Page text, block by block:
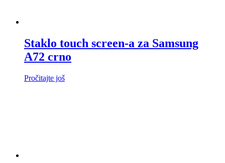
Staklo touch screen-a za Samsung
A72 crno
Pročitajte još